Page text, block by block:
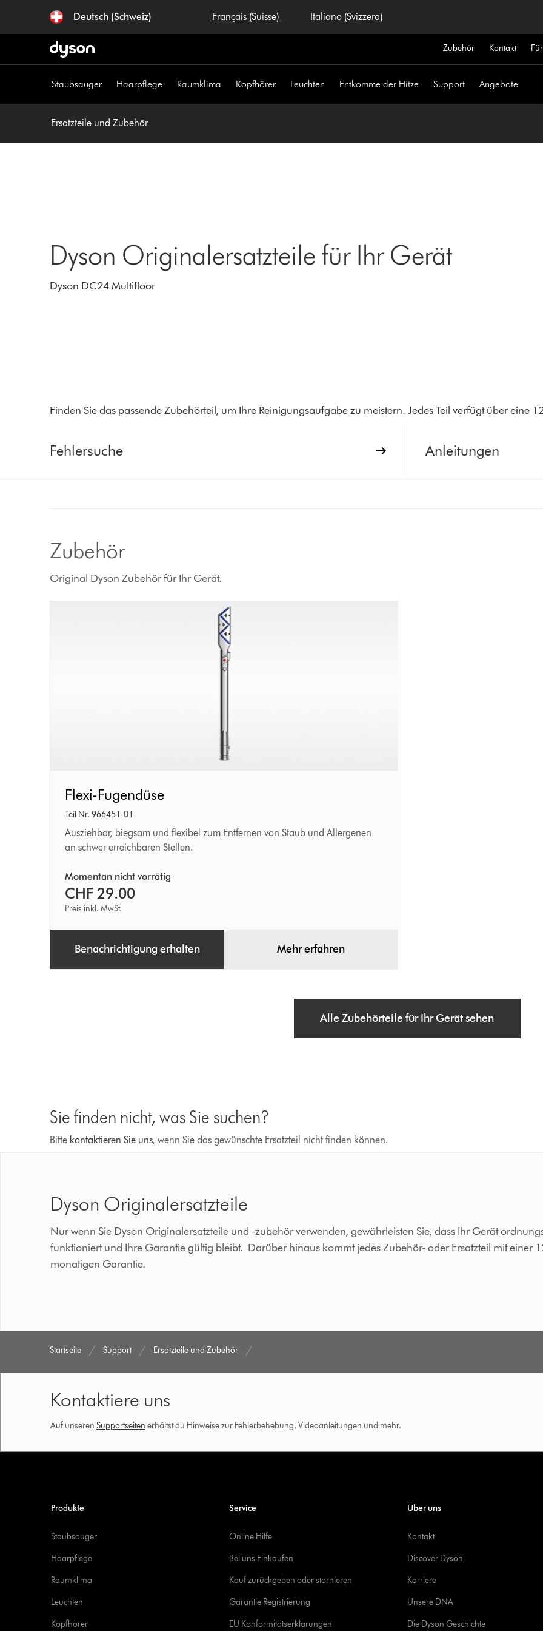
überspringen
Deutsch (Schweiz) Français (Suisse) Italiano (Svizzera)
Zubehör Kontakt
Staubsauger Haarpflege Raumklima Kopfhörer Leuchten Entkomme der Hitze Support Angebote
Ersatzteile und Zubehör
Dyson Originalersatzteile für Ihr Gerät
Dyson DC24 Multifloor
Finden Sie das passende Zubehörteil, um Ihre Reinigungsaufgabe zu meistern. Jedes Teil verfügt über eine
Fehlersuche Anleitungen
Zubehör
Original Dyson Zubehör für Ihr Gerät.
Flexi-
Fugendüse
Flexi-Fugendüse
Teil Nr. 966451-01
Ausziehbar, biegsam und flexibel zum Entfernen von Staub und Allergenen
an schwer erreichbaren Stellen.
Momentan nicht vorrätig
CHF 29.00
Preis inkl. MwSt.
Benachrichtigung erhalten Mehr erfahren
Alle Zubehörteile für Ihr Gerät sehen
Sie finden nicht, was Sie suchen?
Bitte kontaktieren Sie uns, wenn Sie das gewünschte Ersatzteil nicht finden können.
Dyson Originalersatzteile
Nur wenn Sie Dyson Originalersatzteile und -zubehör verwenden, gewährleisten Sie, dass Ihr Gerät
funktioniert und Ihre Garantie gültig bleibt. Darüber hinaus kommt jedes Zubehör- oder Ersatzteil mit einer
monatigen Garantie.
Startseite Support Ersatzteile und Zubehör
Kontaktiere uns
Auf unseren Supportseiten erhältst du Hinweise zur Fehlerbehebung, Videoanleitungen und mehr.
Produkte
Staubsauger
Haarpflege
Raumklima
Leuchten
Kopfhörer
Service
Online Hilfe
Bei uns Einkaufen
Kauf zurückgeben oder stornieren
Garantie Registrierung
EU Konformitätserklärungen
Über uns
Kontakt
Discover Dyson
Karriere
Unsere DNA
Die Dyson Geschichte